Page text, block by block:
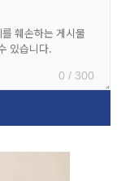
0 / 300